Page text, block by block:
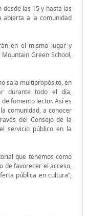
las 15 y hasta las
abierta a la comunidad
en el mismo lugar y
Green School,
sala multipropósito, en
durante todo el día,
fomento lector. Así es
comunidad, a conocer
del Consejo de la
servicio público en la
que tenemos como
de favorecer el acceso,
pública en cultura”,